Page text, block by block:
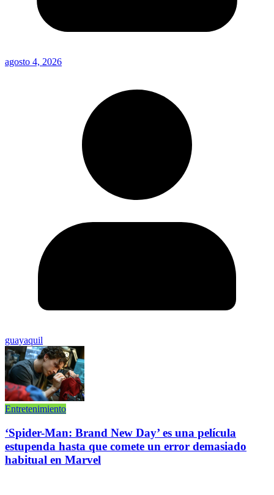
agosto 4, 2026
guayaquil
Entretenimiento
‘Spider-Man: Brand New Day’ es una película
estupenda hasta que comete un error demasiado
habitual en Marvel